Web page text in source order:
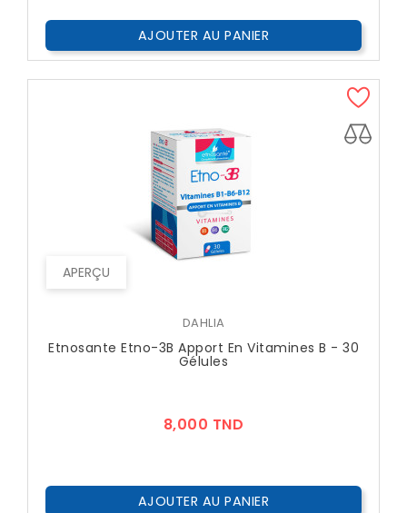
AJOUTER AU PANIER
APERÇU
DAHLIA
Etnosante Etno-3B Apport En Vitamines B - 30
Gélules
8,000 TND
AJOUTER AU PANIER